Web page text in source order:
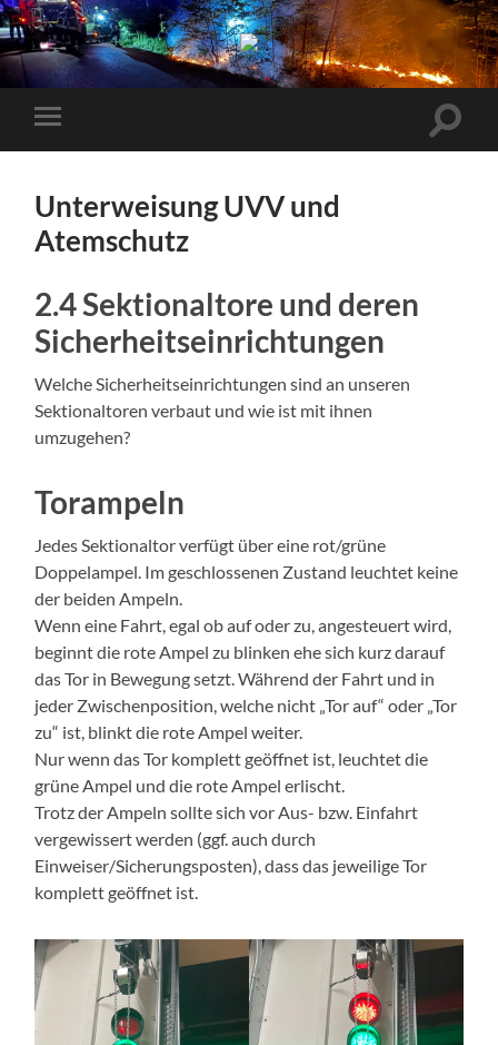
Freiw.
Feuerwehr
Garching/Alz
Menü
Unterweisung UVV und
Atemschutz
2.4 Sektionaltore und deren
Sicherheitseinrichtungen
Welche Sicherheitseinrichtungen sind an unseren
Sektionaltoren verbaut und wie ist mit ihnen
umzugehen?
Torampeln
Jedes Sektionaltor verfügt über eine rot/grüne
Doppelampel. Im geschlossenen Zustand leuchtet keine
der beiden Ampeln.
Wenn eine Fahrt, egal ob auf oder zu, angesteuert wird,
beginnt die rote Ampel zu blinken ehe sich kurz darauf
das Tor in Bewegung setzt. Während der Fahrt und in
jeder Zwischenposition, welche nicht „Tor auf“ oder „Tor
zu“ ist, blinkt die rote Ampel weiter.
Nur wenn das Tor komplett geöffnet ist, leuchtet die
grüne Ampel und die rote Ampel erlischt.
Trotz der Ampeln sollte sich vor Aus- bzw. Einfahrt
vergewissert werden (ggf. auch durch
Einweiser/Sicherungsposten), dass das jeweilige Tor
komplett geöffnet ist.